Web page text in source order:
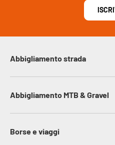
Abbigliamento strada
Abbigliamento MTB & Gravel
Borse e viaggi